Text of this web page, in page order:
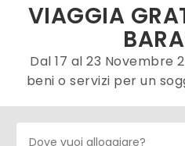
VIAGGIA
Dal 17 al 23
beni o servizi per un